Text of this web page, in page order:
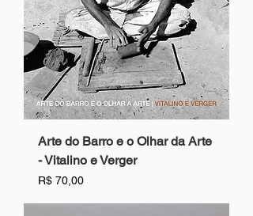
Arte do Barro e o Olhar da Arte
- Vitalino e Verger
Preço
R$ 70,00